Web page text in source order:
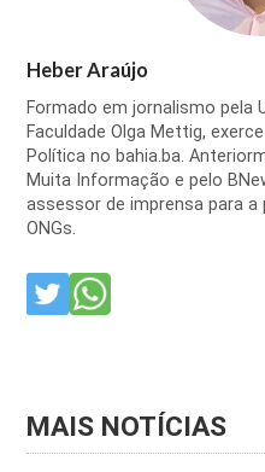
Heber Araújo
Formado em jornalismo pela
Faculdade Olga Mettig,
Política no bahia.ba.
Muita Informação e pelo
assessor de imprensa para a
ONGs.
MAIS NOTÍCIAS